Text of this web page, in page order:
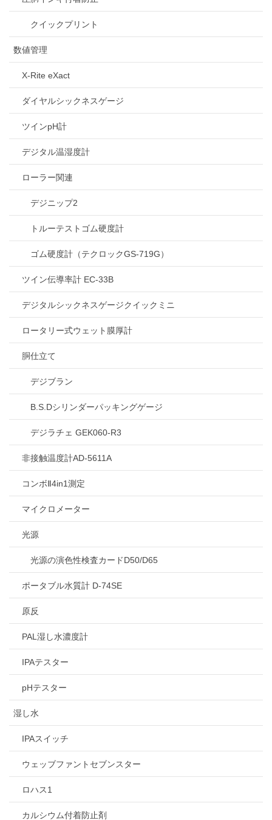
クイックプリント
数値管理
X-Rite eXact
ダイヤルシックネスゲージ
ツインpH計
デジタル温湿度計
ローラー関連
デジニップ2
トルーテストゴム硬度計
ゴム硬度計（テクロックGS-719G）
ツイン伝導率計 EC-33B
デジタルシックネスゲージクイックミニ
ロータリー式ウェット膜厚計
胴仕立て
デジブラン
B.S.Dシリンダーパッキングゲージ
デジラチェ GEK060-R3
非接触温度計AD-5611A
コンボⅡ4in1測定
マイクロメーター
光源
光源の演色性検査カードD50/D65
ポータブル水質計 D-74SE
原反
PAL湿し水濃度計
IPAテスター
pHテスター
湿し水
IPAスイッチ
ウェッブファントセブンスター
ロハス1
カルシウム付着防止剤